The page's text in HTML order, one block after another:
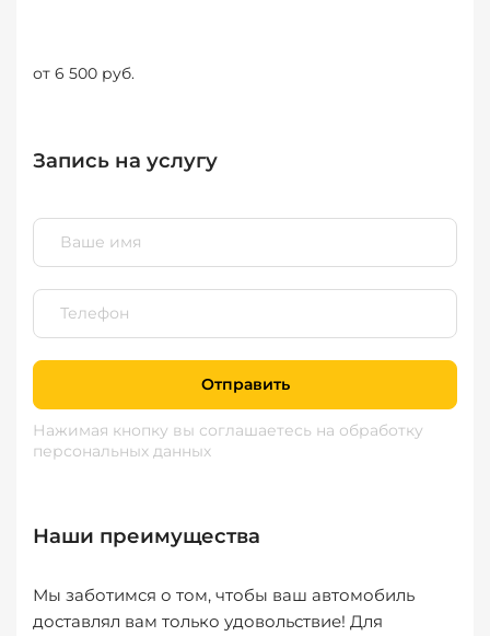
от 6 500 руб.
Запись на услугу
Отправить
Нажимая кнопку вы соглашаетесь на обработку
персональных данных
Наши преимущества
Мы заботимся о том, чтобы ваш автомобиль
доставлял вам только удовольствие! Для